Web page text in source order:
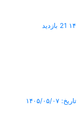
21 بازدید
تاریخ: ۱۴۰۵/۰۵/۰۷